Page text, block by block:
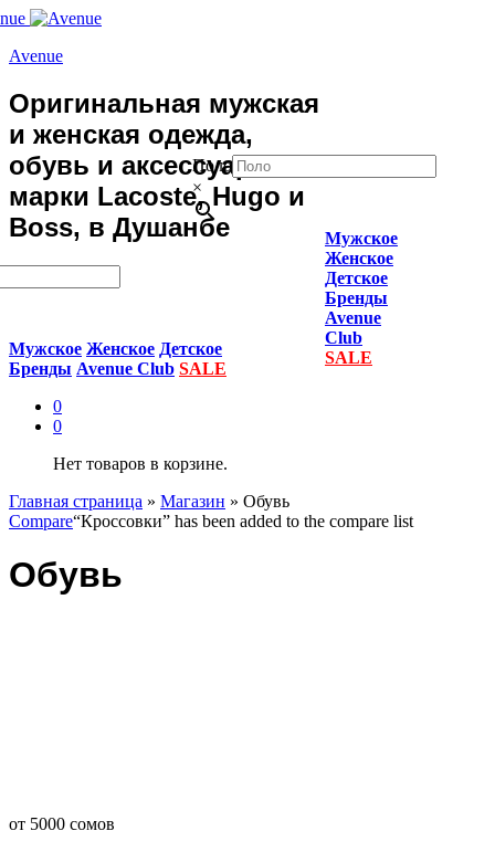
Avenue
Оригинальная мужская
и женская одежда,
обувь и аксессуары
марки Lacoste, Hugo и
Boss, в Душанбе
Мужское Женское Детское
Бренды Avenue Club SALE
0
0
Нет товаров в корзине.
Поло
×
Мужское
Женское
Детское
Бренды
Avenue
Club
SALE
Главная страница » Магазин » Обувь
Compare“Кроссовки” has been added to the compare list
Обувь
от 5000 сомов